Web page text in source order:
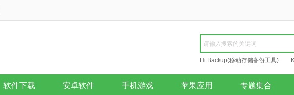
Hi Backup(移动存储备份工具)
Repair
软件下载 安卓软件 手机游戏 苹果应用 专题集合